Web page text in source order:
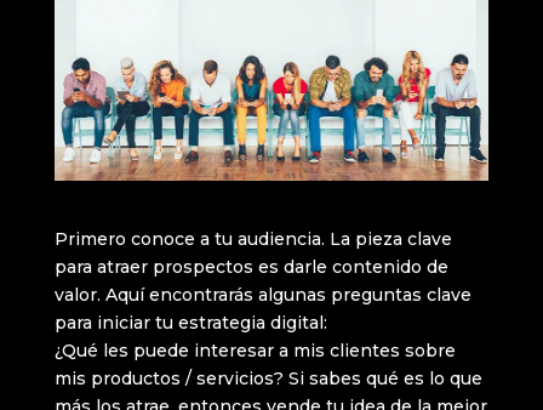
Primero conoce a tu audiencia. La pieza clave
para atraer prospectos es darle contenido de
valor. Aquí encontrarás algunas preguntas clave
para iniciar tu estrategia digital:
¿Qué les puede interesar a mis clientes sobre
mis productos / servicios? Si sabes qué es lo que